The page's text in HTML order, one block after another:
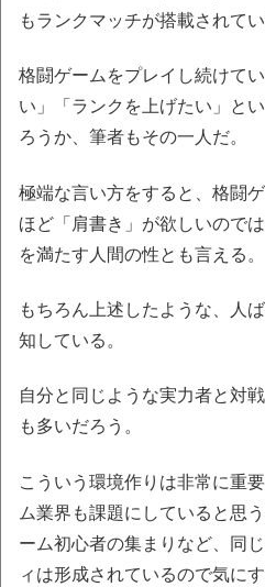
もランクマッチが搭載されてい
格闘ゲームをプレイし続けて
い」「ランクを上げたい」と
ろうか、筆者もその一人だ。
極端な言い方をすると、格闘
ほど「肩書き」が欲しいので
を満たす人間の性とも言える。
もちろん上述したような、人
知している。
自分と同じような実力者と対
も多いだろう。
こういう環境作りは非常に重
ム業界も課題にしていると思
ーム初心者の集まりなど、同
ィは形成されているので気に